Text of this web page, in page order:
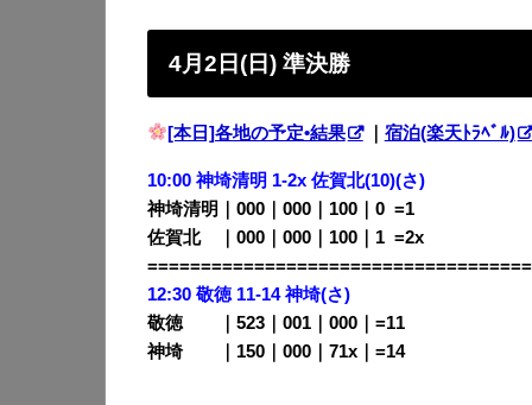
4月2日(日) 準決勝
[本日]各地の予定•結果 宿泊(楽天ﾄﾗﾍﾞﾙ)
10:00 神埼清明 1-2x 佐賀北(10)(さ)
神埼清明｜000｜000｜100｜0 =1
佐賀北 ｜000｜000｜100｜1 =2x
12:30 敬徳 11-14 神埼(さ)
敬徳 ｜523｜001｜000｜=11
神埼 ｜150｜000｜71x｜=14